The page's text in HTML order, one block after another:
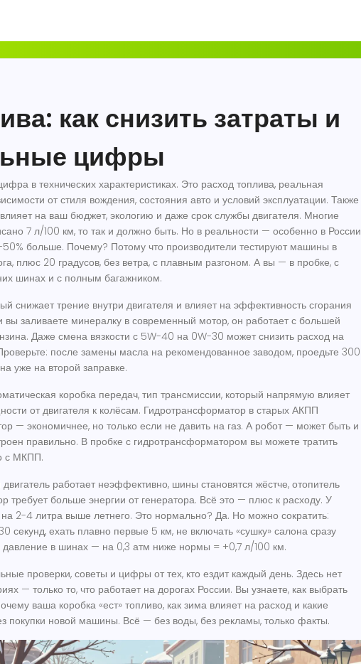
как снизить затраты и
цифры
в технических характеристиках. Это расход топлива, реальная
от стиля вождения, состояния авто и условий эксплуатации. Также
на ваш бюджет, экологию и даже срок службы двигателя. Многие
7 л/100 км, то так и должно быть. Но в реальности — особенно в России
больше. Почему? Потому что производители тестируют машины в
плюс 20 градусов, без ветра, с плавным разгоном. А вы — в пробке, с
шинах и с полным багажником.
снижает трение внутри двигателя и влияет на эффективность сгорания
вы заливаете минералку в современный мотор, он работает с большей
Даже смена вязкости с 5W-40 на 0W-30 может снизить расход на
после замены масла на рекомендованное заводом, проедьте 300
уже на второй заправке.
коробка передач, тип трансмиссии, который напрямую влияет
от двигателя к колёсам. Гидротрансформатор в старых АКПП
— экономичнее, но только если не давить на газ. А робот — может быть и
правильно. В пробке с гидротрансформатором вы можете тратить
с МКПП.
работает неэффективно, шины становятся жёстче, отопитель
требует больше энергии от генератора. Всё это — плюс к расходу. У
2-4 литра выше летнего. Это нормально? Да. Но можно сократить:
секунд, ехать плавно первые 5 км, не включать «сушку» салона сразу
давление в шинах — на 0,3 атм ниже нормы = +0,7 л/100 км.
проверки, советы и цифры от тех, кто ездит каждый день. Здесь нет
— только то, что работает на дорогах России. Вы узнаете, как выбрать
ваша коробка «ест» топливо, как зима влияет на расход и какие
покупки новой машины. Всё — без воды, без рекламы, только факты.